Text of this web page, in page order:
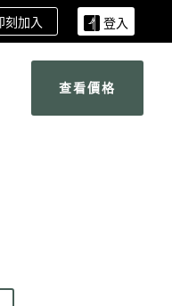
刻加入 登入
查看價格